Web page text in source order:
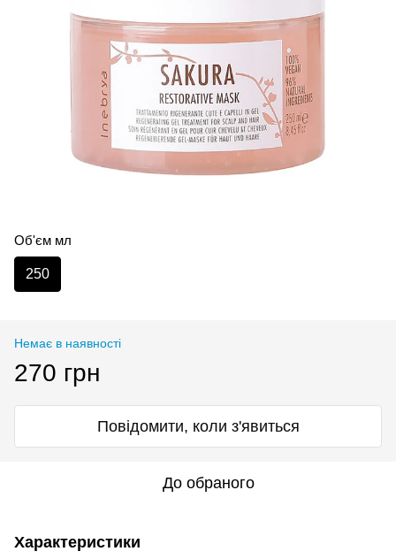
Об'єм мл
250
Немає в наявності
270 грн
Повідомити, коли з'явиться
До обраного
Характеристики